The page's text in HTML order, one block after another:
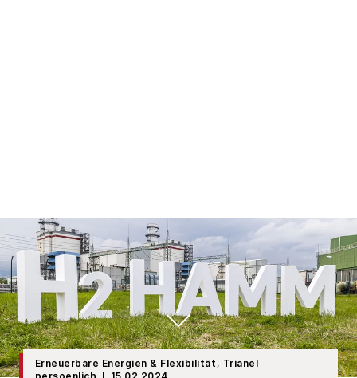
Erneuerbare Energien & Flexibilität , Trianel